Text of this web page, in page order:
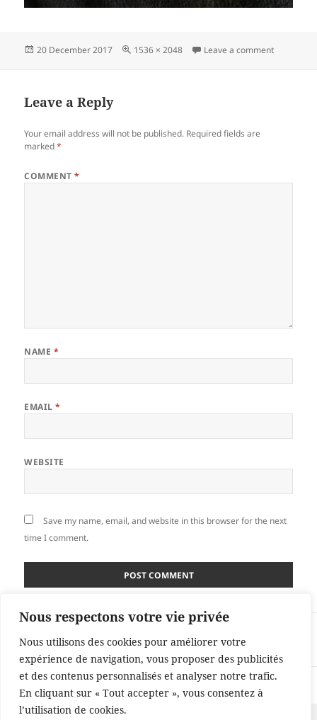
Nous respectons votre vie privée
Nous utilisons des cookies pour améliorer votre
expérience de navigation, vous proposer des publicités
et des contenus personnalisés et analyser notre trafic.
En cliquant sur « Tout accepter », vous consentez à
l’utilisation de cookies.
Posted
20 December 2017
Full
1536 × 2048 Leave a commenton
Leave a Reply
Your email address will not be published. Required fields are
marked*
COMMENT*
NAME *
EMAIL*
WEBSITE
Save my name, email, and website in this browser for the next
time I comment.
Post
navigation
Books
Proudly powered by WordPress